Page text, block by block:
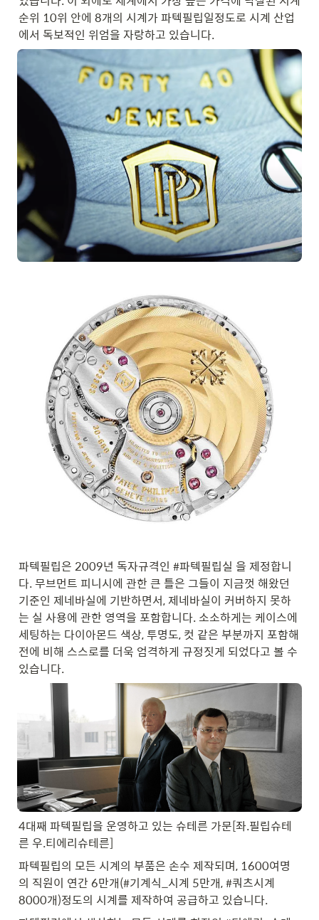
순위 10위 안에 8개의 시계가 파텍필립일정도로 시계 산업
에서 독보적인 위엄을 자랑하고 있습니다.
파텍필립은 2009년 독자규격인 #파텍필립실 을 제정합니
다. 무브먼트 피니시에 관한 큰 틀은 그들이 지금껏 해왔던
기준인 제네바실에 기반하면서, 제네바실이 커버하지 못하
는 실 사용에 관한 영역을 포함합니다. 소소하게는 케이스에
세팅하는 다이아몬드 색상, 투명도, 컷 같은 부분까지 포함해
전에 비해 스스로를 더욱 엄격하게 규정짓게 되었다고 볼 수
있습니다.
4대째 파텍필립을 운영하고 있는 슈테른 가문[좌.필립슈테
른 우.티에리슈테른]
파텍필립의 모든 시계의 부품은 손수 제작되며, 1600여명
의 직원이 연간 6만개(#기계식_시계 5만개, #쿼츠시계
8000개)정도의 시계를 제작하여 공급하고 있습니다.